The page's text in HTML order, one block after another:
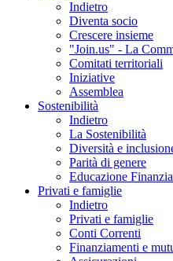
Indietro
Diventa socio
Crescere insieme
"Join.us" - La
Comitati territoriali
Iniziative
Assemblea
Sostenibilità
Indietro
La Sostenibilità
Diversità e
Parità di genere
Educazione
Privati e famiglie
Indietro
Privati e famiglie
Conti Correnti
Finanziamenti e